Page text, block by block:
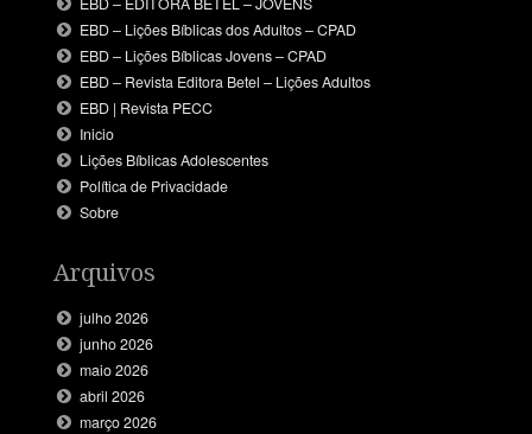
EBD – Lições Bíblicas dos Adultos – CPAD
EBD – Lições Bíblicas Jovens – CPAD
EBD – Revista Editora Betel – Lições Adultos
EBD | Revista PECC
Inicio
Lições Bíblicas Adolescentes
Política de Privacidade
Sobre
Arquivos
julho 2026
junho 2026
maio 2026
abril 2026
março 2026